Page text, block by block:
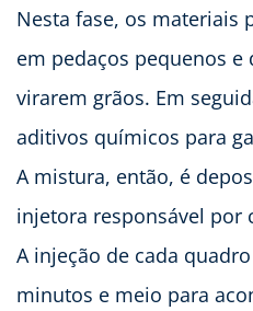
Nesta fase, os materiais
em pedaços pequenos
virarem grãos. Em
aditivos químicos para
A mistura, então, é
injetora responsável por
A injeção de cada
minutos e meio para